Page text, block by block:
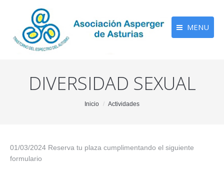
MENU
DIVERSIDAD SEXUAL
Inicio Actividades
01/03/2024 Reserva tu plaza cumplimentando el siguiente
formulario